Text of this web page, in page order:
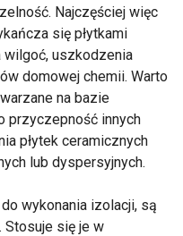
Najczęściej więc
się płytkami
wilgoć, uszkodzenia
domowej chemii. Warto
na bazie
przyczepność innych
płytek ceramicznych
lub dyspersyjnych.
wykonania izolacji, są
Stosuje się je w